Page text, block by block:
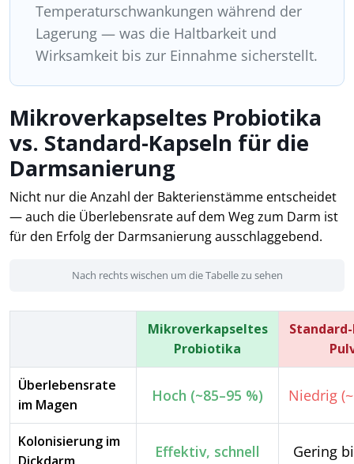
Temperaturschwankungen während der
Lagerung — was die Haltbarkeit und
Wirksamkeit bis zur Einnahme sicherstellt.
Mikroverkapseltes Probiotika
vs. Standard-Kapseln für die
Darmsanierung
Nicht nur die Anzahl der Bakterienstämme entscheidet
— auch die Überlebensrate auf dem Weg zum Darm ist
für den Erfolg der Darmsanierung ausschlaggebend.
Nach rechts wischen um die Tabelle zu sehen
Mikroverkapseltes
Probiotika
Überlebensrate
im Magen
Hoch (~85–95 %) Niedrig
Kolonisierung im
Dickdarm
Effektiv, schnell Gering